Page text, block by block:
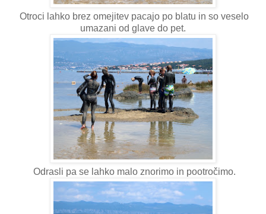
Otroci lahko brez omejitev pacajo po blatu in so veselo
umazani od glave do pet.
Odrasli pa se lahko malo znorimo in pootročimo.